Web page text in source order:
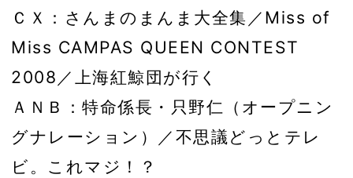
ＣＸ：さんまのまんま大全集／Miss of
Miss CAMPAS QUEEN CONTEST
2008／上海紅鯨団が行く
ＡＮＢ：特命係長・只野仁（オープニン
グナレーション）／不思議どっとテレ
ビ。これマジ！？